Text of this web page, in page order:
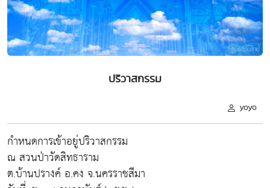
ปริวาสกรรม
yoyo
กำหนดการเข้าอยู่ปริวาสกรรม
ณ สวนป่าวัดสิทธาราม
ต.บ้านปรางค์ อ.คง จ.นครราชสีมา